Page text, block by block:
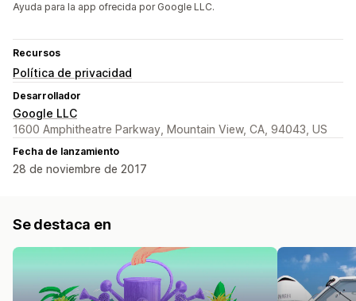
Ayuda para la app ofrecida por Google LLC.
Recursos
Política de privacidad
Desarrollador
Google LLC
1600 Amphitheatre Parkway, Mountain View, CA, 94043, US
Fecha de lanzamiento
28 de noviembre de 2017
Se destaca en